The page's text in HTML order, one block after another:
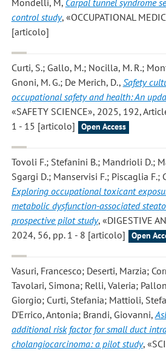
Mondelli, M, Carpal tunnel syndrome
control study, «OCCUPATIONAL
[articolo]
Curti, S.; Gallo, M.; Nocilla, M. R.;
Gnoni, M. G.; De Merich, D., Safety
occupational safety and health: An
«SAFETY SCIENCE», 2025, 192,
1 - 15 [articolo]
Open Access
Tovoli F.; Stefanini B.; Mandrioli D.;
Sgargi D.; Manservisi F.; Piscaglia F.;
Exploring occupational toxicant
metabolic dysfunction-associated
prospective pilot study, «DIGESTIVE
2024, 56, pp. 1 - 8 [articolo]
Open
Vasuri, Francesco; Deserti, Marzia;
Tavolari, Simona; Relli, Valeria;
Giorgio; Curti, Stefania; Mattioli,
D'Errico, Antonia; Brandi, Giovanni,
additional risk factor for small duct
cholangiocarcinoma: a pilot study,